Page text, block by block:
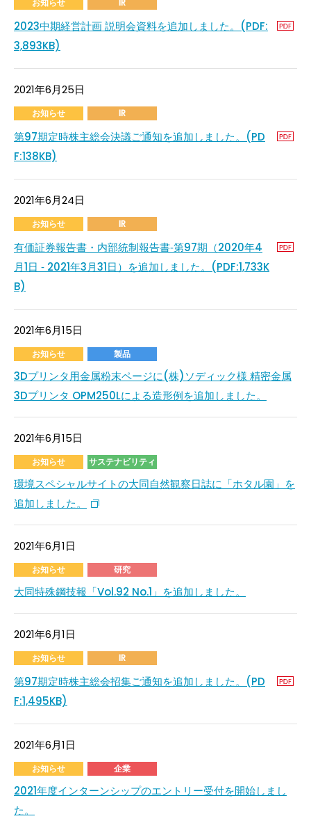
お知らせ IR
2023中期経営計画 説明会資料を追加しました。(PDF:
3,893KB)
2021年6月25日
お知らせ IR
第97期定時株主総会決議ご通知を追加しました。(PD
F:138KB)
2021年6月24日
お知らせ IR
有価証券報告書・内部統制報告書‐第97期（2020年4
月1日 ‐ 2021年3月31日）を追加しました。(PDF:1,733K
B)
2021年6月15日
お知らせ 製品
3Dプリンタ用金属粉末ページに(株)ソディック様 精密金属
3Dプリンタ OPM250Lによる造形例を追加しました。
2021年6月15日
お知らせ サステナビリティ
環境スペシャルサイトの大同自然観察日誌に「ホタル園」を
追加しました。
2021年6月1日
お知らせ 研究
大同特殊鋼技報「Vol.92 No.1」を追加しました。
2021年6月1日
お知らせ IR
第97期定時株主総会招集ご通知を追加しました。(PD
F:1,495KB)
2021年6月1日
お知らせ 企業
2021年度インターンシップのエントリー受付を開始しまし
た。